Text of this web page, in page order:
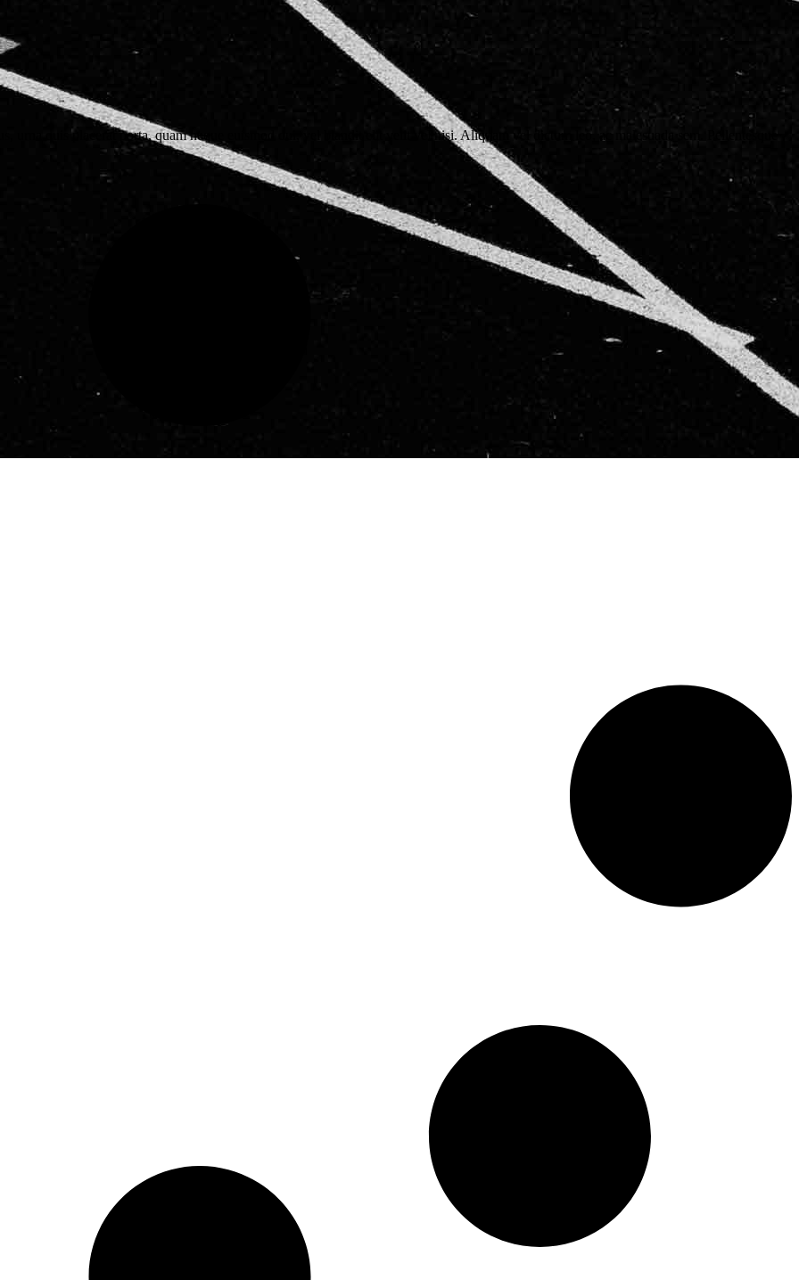
quis placerat porta, quam neque euismod dui, vel blandit elit velit vel nisi. Aliquam vel dictum leo, ac malesuada sem. Pellentesque